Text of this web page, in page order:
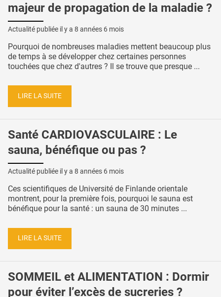
majeur de propagation de la maladie ?
Actualité publiée il y a 8 années 6 mois
Pourquoi de nombreuses maladies mettent beaucoup plus
de temps à se développer chez certaines personnes
touchées que chez d'autres ? Il se trouve que presque ...
LIRE LA SUITE
Santé CARDIOVASCULAIRE : Le
sauna, bénéfique ou pas ?
Actualité publiée il y a 8 années 6 mois
Ces scientifiques de Université de Finlande orientale
montrent, pour la première fois, pourquoi le sauna est
bénéfique pour la santé : un sauna de 30 minutes ...
LIRE LA SUITE
SOMMEIL et ALIMENTATION : Dormir
pour éviter l’excès de sucreries ?